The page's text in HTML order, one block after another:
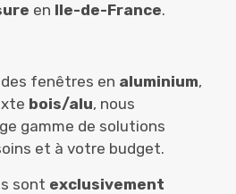
en Ile-de-France.
fenêtres en aluminium,
bois/alu, nous
gamme de solutions
et à votre budget.
sont exclusivement